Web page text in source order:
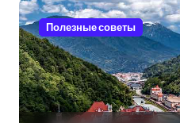
Полезные советы